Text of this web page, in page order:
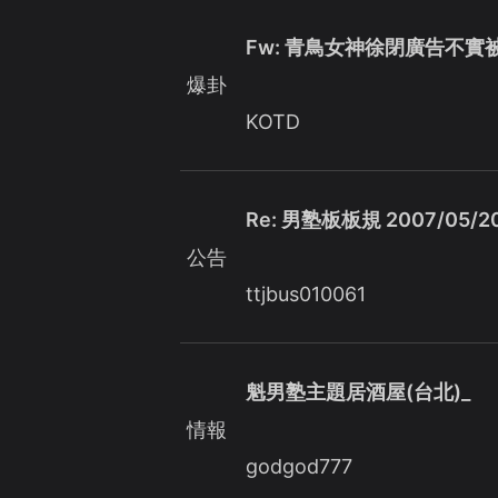
爆卦
Fw: 青鳥女神徐閉廣告不實
KOTD
公告
Re: 男塾板板規 2007/05/
ttjbus010061
情報
魁男塾主題居酒屋(台北)_
godgod777